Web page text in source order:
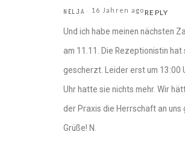
NELJA 16 Jahren agoREPLY
Und ich habe meinen nächsten
am 11.11. Die Rezeptionistin hat
gescherzt. Leider erst um 13:00
Uhr hatte sie nichts mehr. Wir
der Praxis die Herrschaft an uns
Grüße! N.